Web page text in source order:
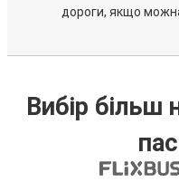
дороги, якщо
Вибір більш